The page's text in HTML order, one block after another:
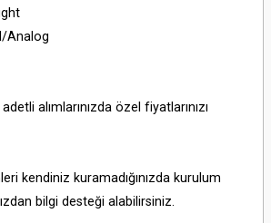
Analog
alımlarınızda özel fiyatlarınızı
kendiniz kuramadığınızda kurulum
bilgi desteği alabilirsiniz.